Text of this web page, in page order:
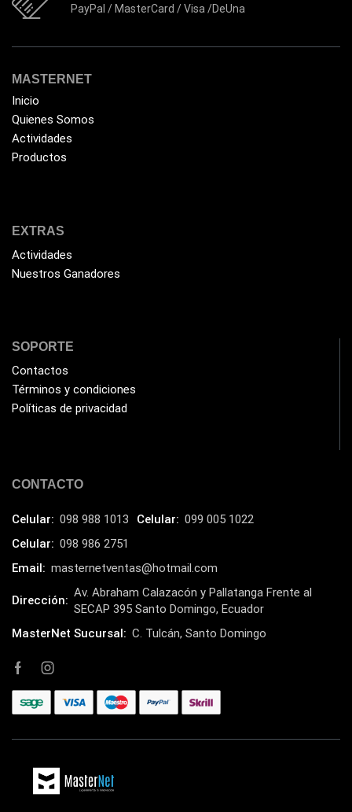
PayPal / MasterCard / Visa /DeUna
MASTERNET
Inicio
Quienes Somos
Actividades
Productos
EXTRAS
Actividades
Nuestros Ganadores
SOPORTE
Contactos
Términos y condiciones
Políticas de privacidad
CONTACTO
Celular: 098 988 1013 Celular: 099 005 1022
Celular: 098 986 2751
Email: masternetventas@hotmail.com
Dirección:
Av. Abraham Calazacón y Pallatanga Frente al
SECAP 395 Santo Domingo, Ecuador
MasterNet Sucursal: C. Tulcán, Santo Domingo